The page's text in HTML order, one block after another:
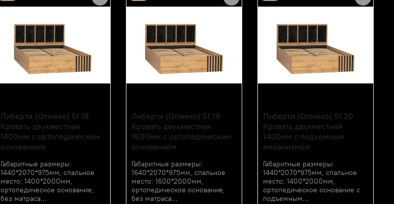
Производитель:
Мебельная фабрика ОЛМЕКО
Либерти (Олмеко) 51.18
Кровать двухместная
1400мм с ортопедическим
основанием
Габаритные размеры:
1440*2070*975мм, спальное
место: 1400*2000мм,
ортопедическое основание,
без матраса...
Либерти (Олмеко) 51.19
Кровать двухместная
1600мм с ортопедическим
основанием
Габаритные размеры:
1640*2070*975мм, спальное
место: 1600*2000мм,
ортопедическое основание,
без матраса...
Либерти (Олмеко) 51.20
Кровать двухместная
1400мм с подъемным
механизмом
Габаритные размеры:
1440*2070*975мм, спальное
место: 1400*2000мм,
ортопедическое основание с
подъемным...